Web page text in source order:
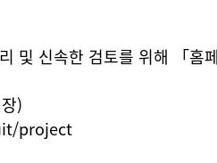
및 신속한 검토를 위해 「홈
)
project